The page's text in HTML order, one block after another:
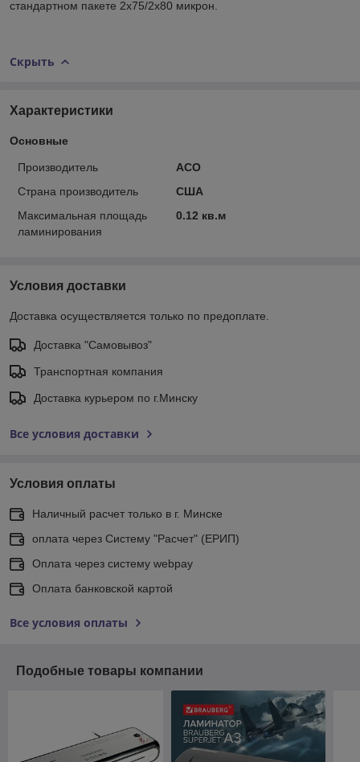
стандартном пакете 2x75/2х80 микрон.
Скрыть
Характеристики
Основные
Производитель
ACO
Страна производитель
США
Максимальная площадь
ламинирования
0.12 кв.м
Условия доставки
Доставка осуществляется только по предоплате.
Доставка "Самовывоз"
Транспортная компания
Доставка курьером по г.Минску
Все условия доставки
Условия оплаты
Наличный расчет только в г. Минске
оплата через Систему "Расчет" (ЕРИП)
Оплата через систему webpay
Оплата банковской картой
Все условия оплаты
Подобные товары компании